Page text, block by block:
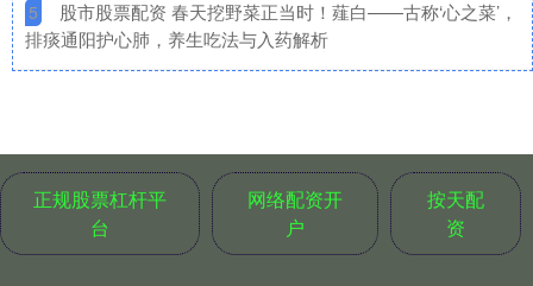
5
​股市股票配资 春天挖野菜正当时！薤白——古称‘心之菜’，
排痰通阳护心肺，养生吃法与入药解析
正规股票杠杆平
台
网络配资开
户
按天配
资